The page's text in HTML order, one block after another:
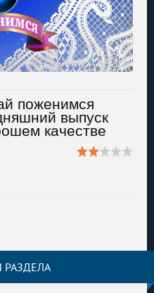
поженимся
выпуск
качестве
РАЗДЕЛА